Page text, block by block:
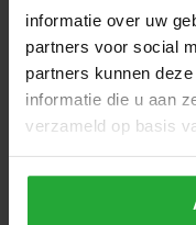
informatie over uw
partners voor social
partners kunnen
informatie die u aan
verzameld op basis